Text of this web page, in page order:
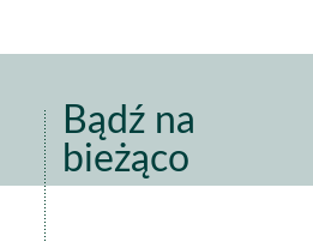
Bądź na
bieżąco